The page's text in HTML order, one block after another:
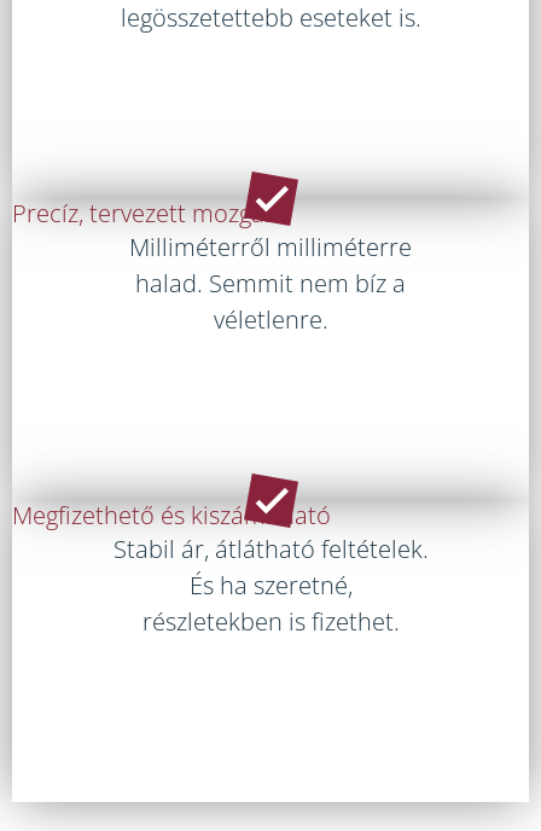
legösszetettebb eseteket is.
Precíz, tervezett mozgás
Milliméterről milliméterre
halad. Semmit nem bíz a
véletlenre.
Megfizethető és kiszámítható
Stabil ár, átlátható feltételek.
És ha szeretné,
részletekben is fizethet.